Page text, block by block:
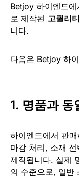
Betjoy 하이엔드
로 제작된 고퀄리
니다.
다음은 Betjoy 하
1. 명품과 동
하이엔드에서 판
마감 처리, 소재
제작됩니다. 실제
의 수준으로, 일반